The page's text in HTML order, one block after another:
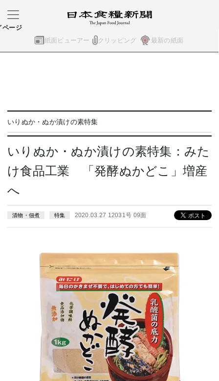
紙面ビューアー クリッピング 最新の紙面
ページ
いりぬか・ぬか漬けの素特集
いりぬか・ぬか漬けの素特集：みた
け食品工業 「発酵ぬかどこ」増産
へ
漬物・佃煮 特集 2020.03.27 12031号 09面